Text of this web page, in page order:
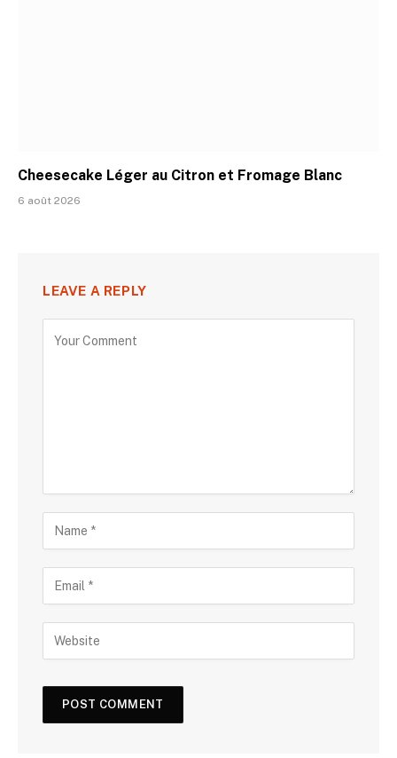
Cheesecake Léger au Citron et Fromage Blanc
6 août 2026
LEAVE A REPLY